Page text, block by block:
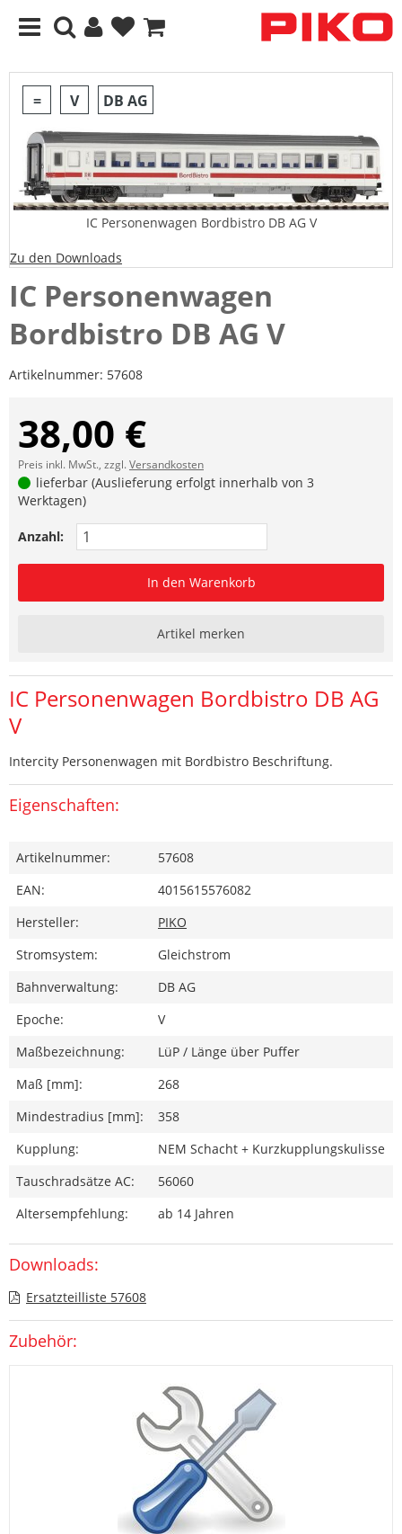
= V DB AG
IC Personenwagen Bordbistro DB AG V
Zu den Downloads
IC Personenwagen
Bordbistro DB AG V
Artikelnummer: 57608
38,00 €
Preis inkl. MwSt., zzgl.Versandkosten
lieferbar (Auslieferung erfolgt innerhalb von 3
Werktagen)
Anzahl:
In den Warenkorb
Artikel merken
IC Personenwagen Bordbistro DB AG
V
Intercity Personenwagen mit Bordbistro Beschriftung.
Eigenschaften:
Artikelnummer:
57608
EAN:
4015615576082
Hersteller:
PIKO
Stromsystem:
Gleichstrom
Bahnverwaltung:
DB AG
Epoche:
V
Maßbezeichnung:
LüP / Länge über Puffer
Maß [mm]:
268
Mindestradius [mm]:
358
Kupplung:
NEM Schacht + Kurzkupplungskulisse
Tauschradsätze AC:
56060
Altersempfehlung:
ab 14 Jahren
Downloads:
Ersatzteilliste 57608
Zubehör: